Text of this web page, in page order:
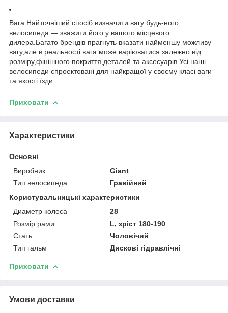
Вага:Найточніший спосіб визначити вагу будь-ного
велосипеда — зважити його у вашого місцевого
дилера.Багато брендів прагнуть вказати найменшу можливу
вагу,але в реальності вага може варіюватися залежно від
розміру,фінішного покриття,деталей та аксесуарів.Усі наші
велосипеди спроектовані для найкращої у своєму класі ваги
та якості їзди.
Приховати
Характеристики
Основні
Виробник
Giant
Тип велосипеда
Гравійний
Користувальницькі характеристики
Диаметр колеса
28
Розмір рами
L, зріст 180-190
Стать
Чоловічий
Тип гальм
Дискові гідравлічні
Приховати
Умови доставки